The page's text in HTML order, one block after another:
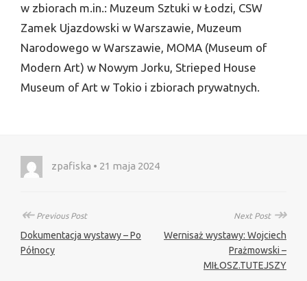
w zbiorach m.in.: Muzeum Sztuki w Łodzi, CSW
Zamek Ujazdowski w Warszawie, Muzeum
Narodowego w Warszawie, MOMA (Museum of
Modern Art) w Nowym Jorku, Strieped House
Museum of Art w Tokio i zbiorach prywatnych.
zpafiska • 21 maja 2024
↞Previous Post
Dokumentacja wystawy – Po
Północy
Next Post ↠
Wernisaż wystawy: Wojciech
Prażmowski –
MIŁOSZ.TUTEJSZY